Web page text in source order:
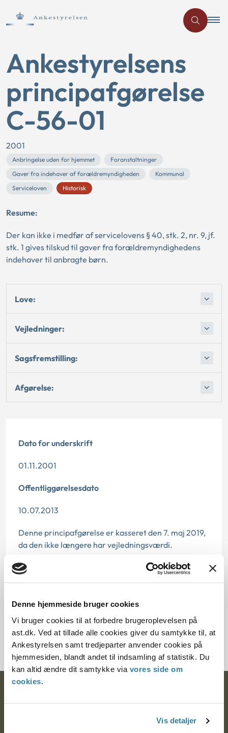
Denne hjemmeside bruger cookies
Vi bruger cookies til at forbedre brugeroplevelsen på
ast.dk. Ved at tillade alle cookies giver du samtykke til, at
Ankestyrelsen samt tredjeparter anvender cookies på
hjemmesiden, blandt andet til indsamling af statistik. Du
kan altid ændre dit samtykke via vores side om
cookies.
Vis detaljer
Ankestyrelsens
principafgørelse
C-56-01
2001
Anbringelse uden for hjemmet
Foranstaltninger
Gaver fra indehaver af forældremyndigheden
Kommunal
Serviceloven
Historisk
Resume:
Der kan ikke i medfør af servicelovens § 40, stk. 2, nr. 9, jf.
stk. 1 gives tilskud til gaver fra forældremyndighedens
indehaver til anbragte børn.
Love:
Vejledninger:
Sagsfremstilling:
Afgørelse:
Dato for underskrift
01.11.2001
Offentliggørelsesdato
10.07.2013
Denne principafgørelse er kasseret den 7. maj 2019,
da den ikke længere har vejledningsværdi.
Paragraf
350180-01